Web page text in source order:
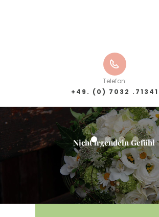
Telefon:
+49. (0) 7032 .71341